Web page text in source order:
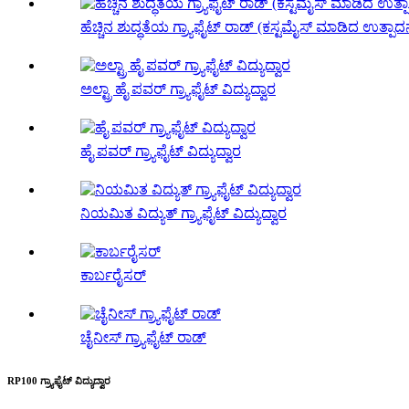
ಹೆಚ್ಚಿನ ಶುದ್ಧತೆಯ ಗ್ರ್ಯಾಫೈಟ್ ರಾಡ್ (ಕಸ್ಟಮೈಸ್ ಮಾಡಿದ
ಅಲ್ಟ್ರಾ ಹೈ ಪವರ್ ಗ್ರ್ಯಾಫೈಟ್ ವಿದ್ಯುದ್ವಾರ
ಹೈ ಪವರ್ ಗ್ರ್ಯಾಫೈಟ್ ವಿದ್ಯುದ್ವಾರ
ನಿಯಮಿತ ವಿದ್ಯುತ್ ಗ್ರ್ಯಾಫೈಟ್ ವಿದ್ಯುದ್ವಾರ
ಕಾರ್ಬರೈಸರ್
ಚೈನೀಸ್ ಗ್ರ್ಯಾಫೈಟ್ ರಾಡ್
RP100 ಗ್ರ್ಯಾಫೈಟ್ ವಿದ್ಯುದ್ವಾರ